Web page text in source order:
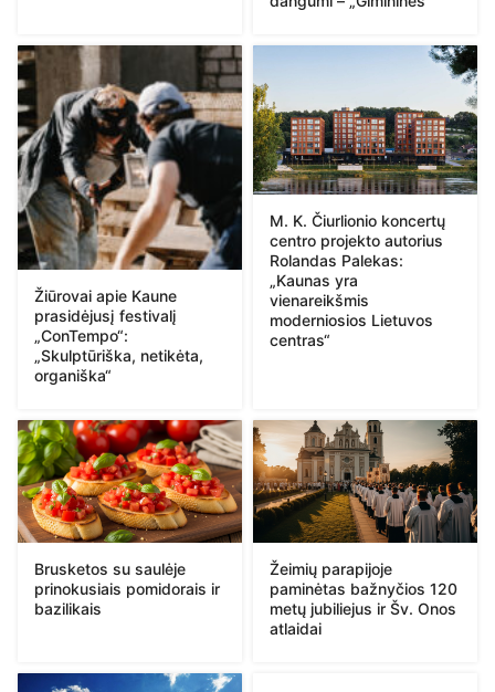
Žiūrovai apie Kaune
prasidėjusį festivalį
„ConTempo“:
„Skulptūriška, netikėta,
organiška“
M. K. Čiurlionio koncertų
centro projekto autorius
Rolandas Palekas:
„Kaunas yra
vienareikšmis
moderniosios Lietuvos
centras“
Brusketos su saulėje
prinokusiais pomidorais ir
bazilikais
Žeimių parapijoje
paminėtas bažnyčios 120
metų jubiliejus ir Šv. Onos
atlaidai